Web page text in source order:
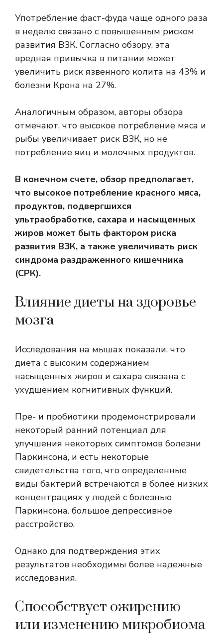
Употребление фаст-фуда чаще одного раза
в неделю связано с повышенным риском
развития ВЗК. Согласно обзору, эта
вредная привычка в питании может
увеличить риск язвенного колита на 43% и
болезни Крона на 27%.
Аналогичным образом, авторы обзора
отмечают, что высокое потребление мяса и
рыбы увеличивает риск ВЗК, но не
потребление яиц и молочных продуктов.
В конечном счете, обзор предполагает,
что высокое потребление красного мяса,
продуктов, подвергшихся
ультраобработке, сахара и насыщенных
жиров может быть фактором риска
развития ВЗК, а также увеличивать риск
синдрома раздраженного кишечника
(СРК).
Влияние диеты на здоровье
мозга
Исследования на мышах показали, что
диета с высоким содержанием
насыщенных жиров и сахара связана с
ухудшением когнитивных функций.
Пре- и пробиотики продемонстрировали
некоторый ранний потенциал для
улучшения некоторых симптомов болезни
Паркинсона, и есть некоторые
свидетельства того, что определенные
виды бактерий встречаются в более низких
концентрациях у людей с болезнью
Паркинсона. большое депрессивное
расстройство.
Однако для подтверждения этих
результатов необходимы более надежные
исследования.
Способствует ожирению
или изменению микробиома